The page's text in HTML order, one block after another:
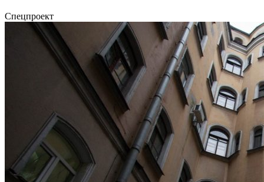
Спецпроект